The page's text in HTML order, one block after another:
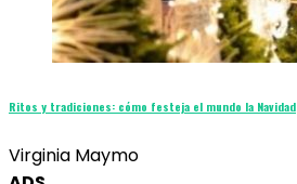
Ritos y tradiciones: cómo festeja el mundo la Navidad
Virginia Maymo